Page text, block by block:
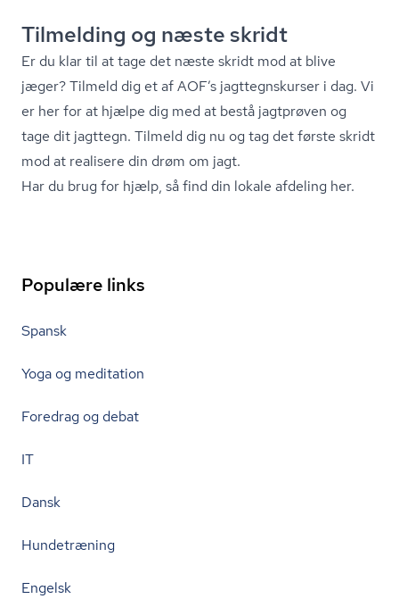
Tilmelding og næste skridt
Er du klar til at tage det næste skridt mod at blive
jæger? Tilmeld dig et af AOF’s jagt­tegn­s­kur­ser i dag. Vi
er her for at hjælpe dig med at bestå jagtprøven og
tage dit jagttegn. Tilmeld dig nu og tag det første skridt
mod at realisere din drøm om jagt.
Har du brug for hjælp, så find din lokale afdeling her.
Populære links
Spansk
Yoga og meditation
Foredrag og debat
IT
Dansk
Hundetræning
Engelsk